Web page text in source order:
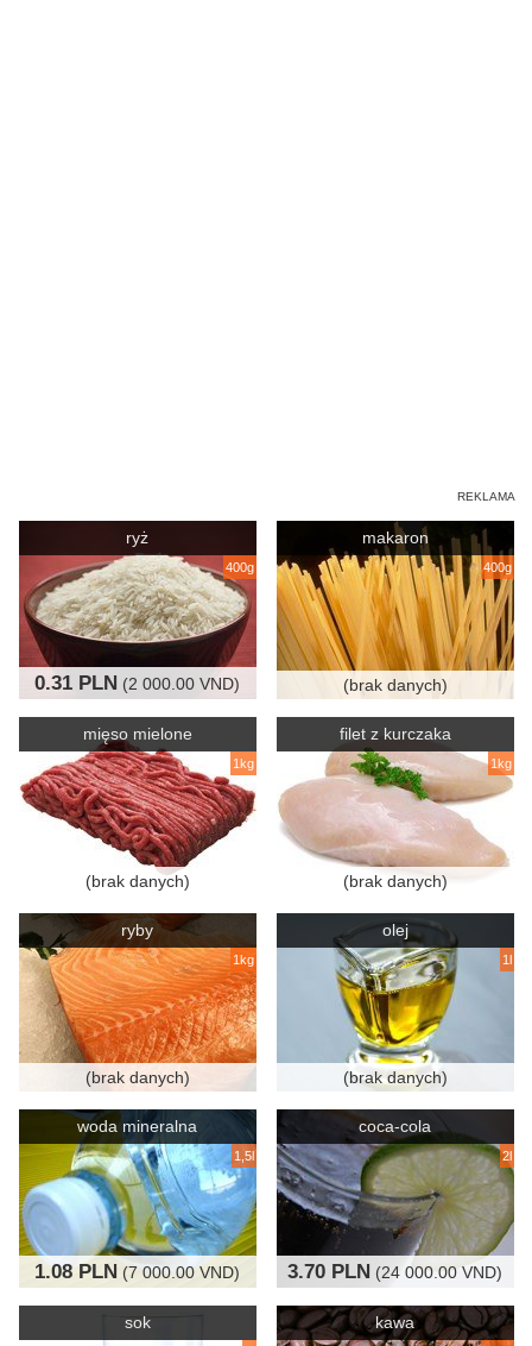
ryż
400g
0.31 PLN (2 000.00 VND)
makaron
400g
(brak danych)
mięso mielone
1kg
(brak danych)
filet z kurczaka
1kg
(brak danych)
ryby
1kg
(brak danych)
olej
1l
(brak danych)
woda mineralna
1,5l
1.08 PLN (7 000.00 VND)
coca-cola
2l
3.70 PLN (24 000.00 VND)
sok kawa